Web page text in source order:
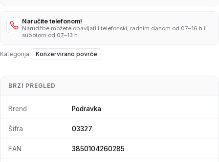
Naručite telefonom!
Narudžbe možete obavljati i telefonski, radnim danom od 07–16 h i
subotom od 07–13 h.
Kategorija: Konzervirano povrće
BRZI PREGLED
Brend Podravka
Šifra 03327
EAN 3850104260285